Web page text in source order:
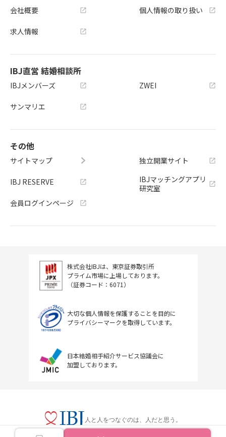
会社概要
求人情報
個人情報の取り扱い
IBJ直営 結婚相談所
IBJメンバーズ
サンマリエ
ZWEI
その他
サイトマップ
IBJ RESERVE
会員ログインページ
独立開業サイト
IBJマッチングアプリ
研究室
株式会社IBJは、東京証券取引所
プライム市場に上場しております。
（証券コード：6071）
大切な個人情報を保護することを目的に
プライバシーマークを取得しています。
日本結婚相手紹介サービス協議会に
加盟しております。
人と人をつなぐのは、人だと思う。